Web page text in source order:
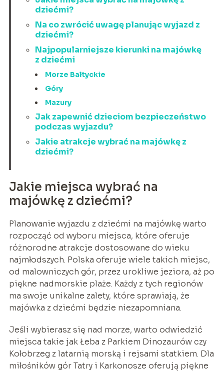
dziećmi?
Na co zwrócić uwagę planując wyjazd z
dziećmi?
Najpopularniejsze kierunki na majówkę
z dziećmi
Morze Bałtyckie
Góry
Mazury
Jak zapewnić dzieciom bezpieczeństwo
podczas wyjazdu?
Jakie atrakcje wybrać na majówkę z
dziećmi?
Jakie miejsca wybrać na
majówkę z dziećmi?
Planowanie wyjazdu z dziećmi na majówkę warto
rozpocząć od wyboru miejsca, które oferuje
różnorodne atrakcje dostosowane do wieku
najmłodszych. Polska oferuje wiele takich miejsc,
od malowniczych gór, przez urokliwe jeziora, aż po
piękne nadmorskie plaże. Każdy z tych regionów
ma swoje unikalne zalety, które sprawiają, że
majówka z dziećmi będzie niezapomniana.
Jeśli wybierasz się nad morze, warto odwiedzić
miejsca takie jak Łeba z Parkiem Dinozaurów czy
Kołobrzeg z latarnią morską i rejsami statkiem. Dla
miłośników gór Tatry i Karkonosze oferują piękne